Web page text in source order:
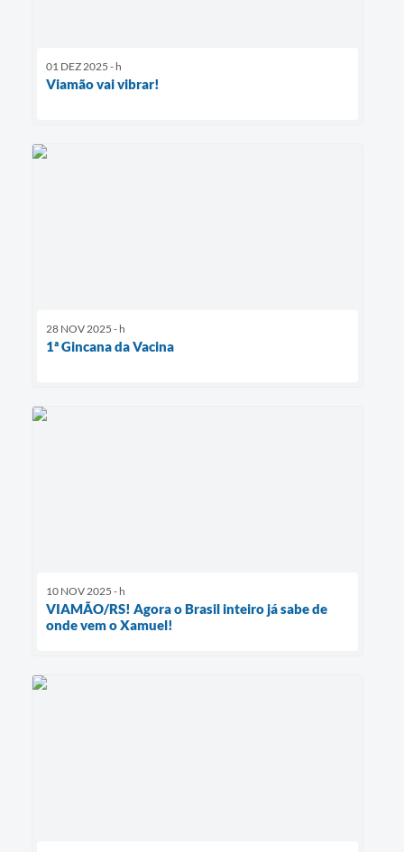
01 DEZ 2025 - h
Viamão vai vibrar!
28 NOV 2025 - h
1ª Gincana da Vacina
10 NOV 2025 - h
VIAMÃO/RS! Agora o Brasil inteiro já sabe de
onde vem o Xamuel!